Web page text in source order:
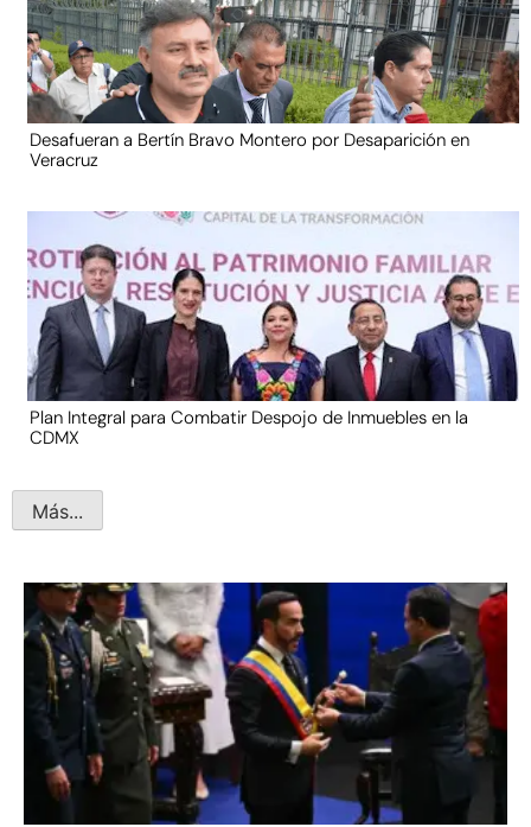
Desafueran a Bertín Bravo Montero por Desaparición en
Veracruz
Plan Integral para Combatir Despojo de Inmuebles en la
CDMX
Más...